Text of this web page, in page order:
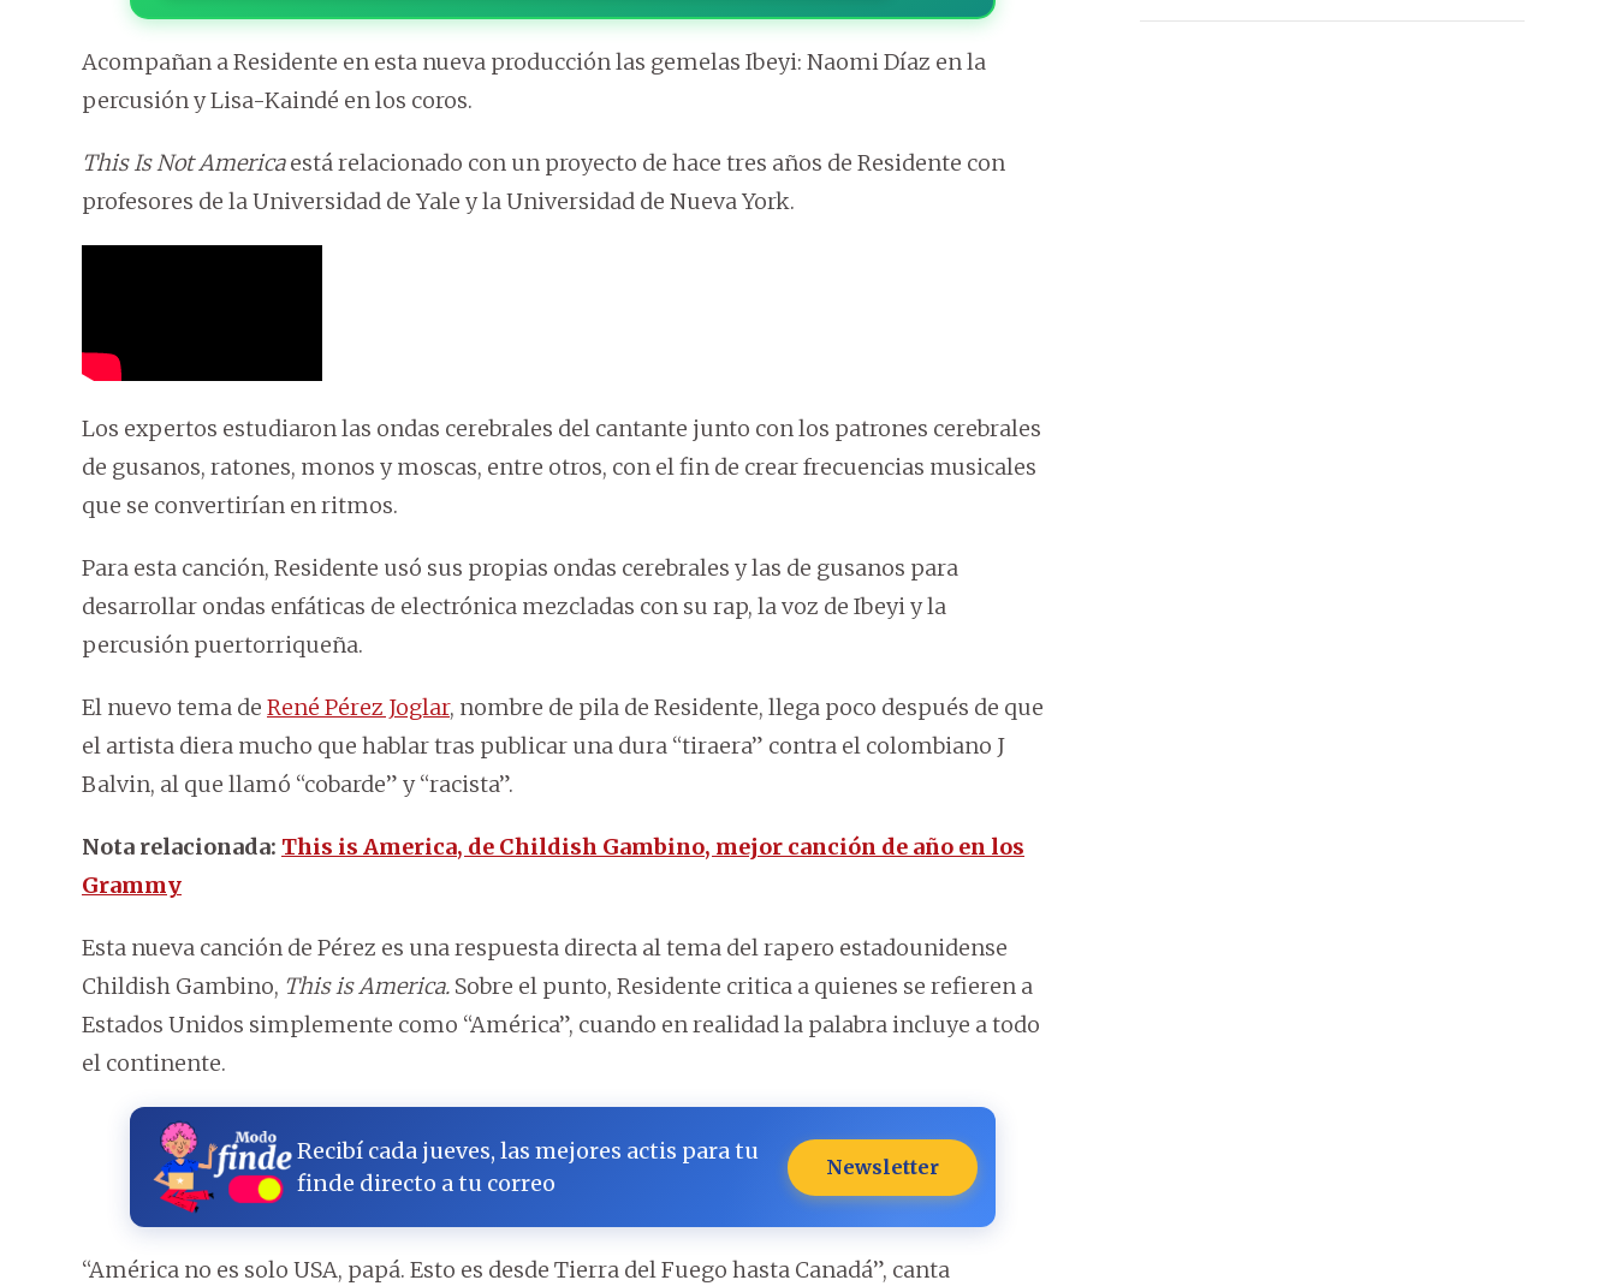
Acompañan a Residente en esta nueva producción las gemelas Ibeyi: Naomi Díaz en la
percusión y Lisa-Kaindé en los coros.
This Is Not Americaestá relacionado con un proyecto de hace tres años de Residente con
profesores de la Universidad de Yale y la Universidad de Nueva York.
Los expertos estudiaron las ondas cerebrales del cantante junto con los patrones cerebrales
de gusanos, ratones, monos y moscas, entre otros, con el fin de crear frecuencias musicales
que se convertirían en ritmos.
Para esta canción, Residente usó sus propias ondas cerebrales y las de gusanos para
desarrollar ondas enfáticas de electrónica mezcladas con su rap, la voz de Ibeyi y la
percusión puertorriqueña.
El nuevo tema de René Pérez Joglar, nombre de pila de Residente, llega poco después de que
el artista diera mucho que hablar tras publicar una dura “tiraera” contra el colombiano J
Balvin, al que llamó “cobarde” y “racista”.
Nota relacionada: This is America, de Childish Gambino, mejor canción de año en los
Grammy
Esta nueva canción de Pérez es una respuesta directa al tema del rapero estadounidense
Childish Gambino, This is America. Sobre el punto, Residente critica a quienes se refieren a
Estados Unidos simplemente como “América”, cuando en realidad la palabra incluye a todo
el continente.
Recibí cada jueves, las mejores actis para tu
finde directo a tu correo
Newsletter
“América no es solo USA, papá. Esto es desde Tierra del Fuego hasta Canadá”, canta